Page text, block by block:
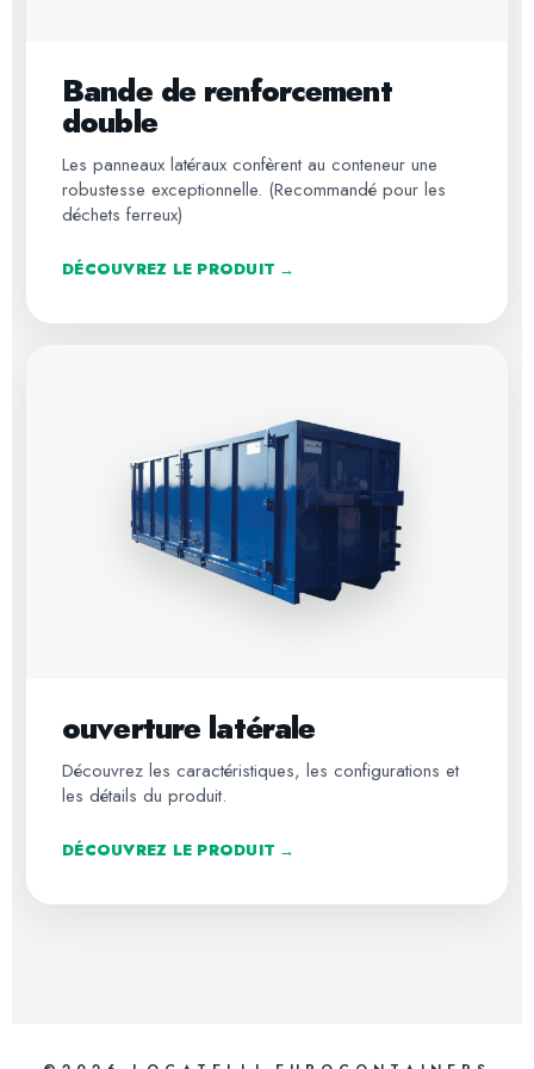
Bande de renforcement
double
Les panneaux latéraux confèrent au conteneur une
robustesse exceptionnelle. (Recommandé pour les
déchets ferreux)
DÉCOUVREZ LE PRODUIT →
ouverture latérale
Découvrez les caractéristiques, les configurations et
les détails du produit.
DÉCOUVREZ LE PRODUIT →